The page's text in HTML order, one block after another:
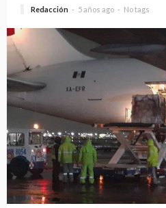
Redacción 5 años ago No tags